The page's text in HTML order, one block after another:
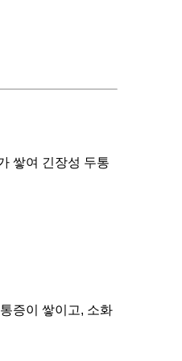
쌓여 긴장성 두통
증이 쌓이고, 소화